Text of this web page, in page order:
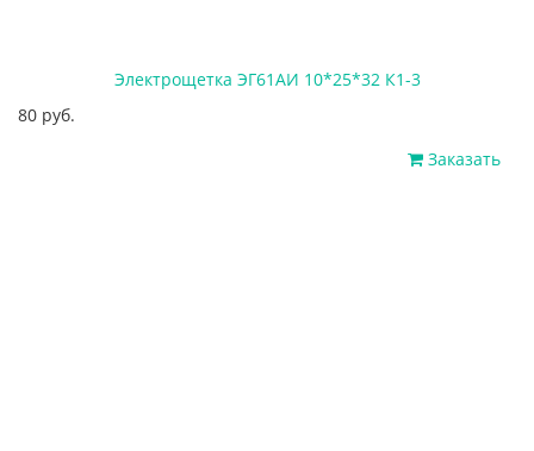
Электрощетка ЭГ61АИ 10*25*32 К1-3
80 руб.
Заказать